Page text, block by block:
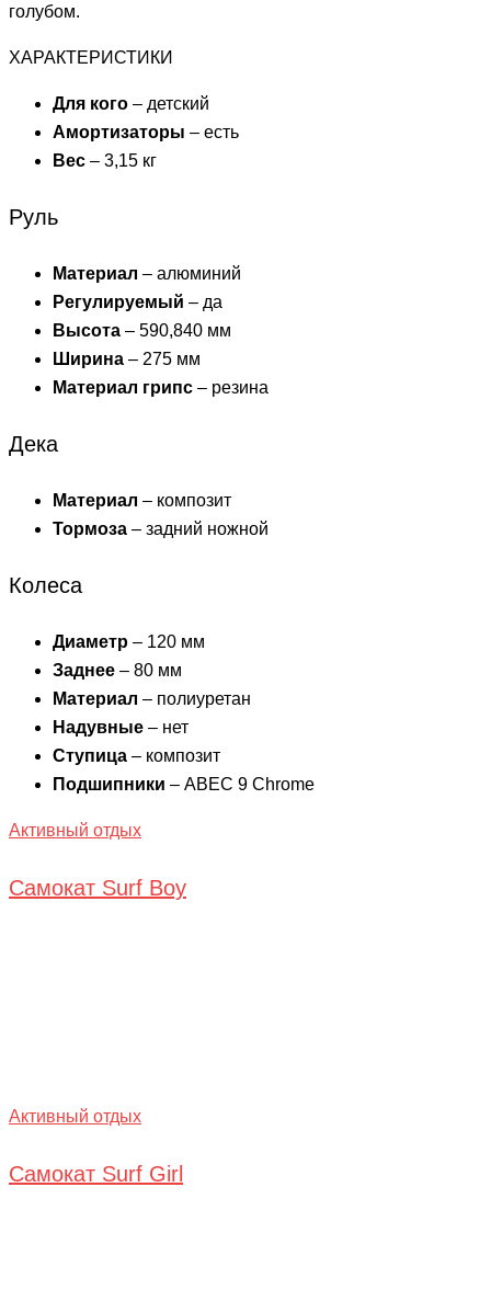
голубом.
ХАРАКТЕРИСТИКИ
Для кого – детский
Амортизаторы – есть
Вес – 3,15 кг
Руль
Материал – алюминий
Регулируемый – да
Высота – 590,840 мм
Ширина – 275 мм
Материал грипс – резина
Дека
Материал – композит
Тормоза – задний ножной
Колеса
Диаметр – 120 мм
Заднее – 80 мм
Материал – полиуретан
Надувные – нет
Ступица – композит
Подшипники – ABEC 9 Chrome
Активный отдых
Самокат Surf Boy
Активный отдых
Самокат Surf Girl